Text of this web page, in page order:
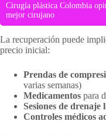
Cirugía plástica Colombia
mejor cirujano
La recuperación puede
precio inicial:
Prendas de
varias semanas)
Medicamentos para
Sesiones de drenaje
Controles médicos